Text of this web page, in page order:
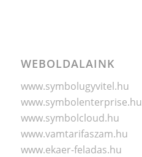
WEBOLDALAINK
www.symbolugyvitel.hu
www.symbolenterprise.hu
www.symbolcloud.hu
www.vamtarifaszam.hu
www.ekaer-feladas.hu